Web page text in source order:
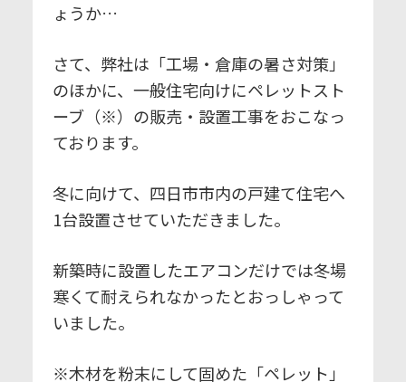
ょうか…
さて、弊社は「工場・倉庫の暑さ対策」
のほかに、一般住宅向けにペレットスト
ーブ（※）の販売・設置工事をおこなっ
ております。
冬に向けて、四日市市内の戸建て住宅へ
1台設置させていただきました。
新築時に設置したエアコンだけでは冬場
寒くて耐えられなかったとおっしゃって
いました。
※木材を粉末にして固めた「ペレット」